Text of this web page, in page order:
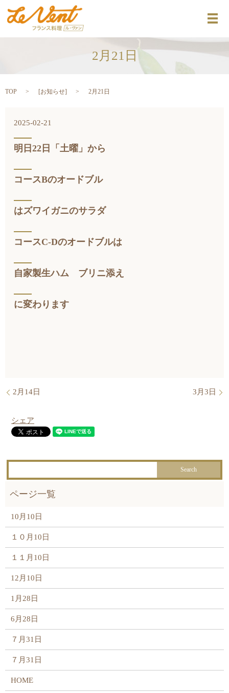
メ
2月21日
TOP [お知らせ] 2月21日
2025-02-21
明日22日「土曜」から
コースBのオードブル
はズワイガニのサラダ
コースC-Dのオードブルは
自家製生ハム ブリニ添え
に変わります
2月14日 3月3日
シェア
10月10日
１０月10日
１１月10日
12月10日
1月28日
6月28日
７月31日
７月31日
HOME